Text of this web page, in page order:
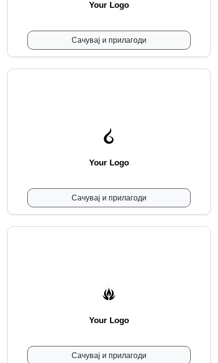
Your Logo
Сачувај и прилагоди
Your Logo
Сачувај и прилагоди
Your Logo
Сачувај и прилагоди